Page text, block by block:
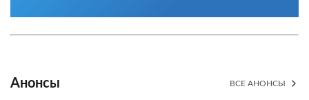
Анонсы ВСЕ АНОНСЫ